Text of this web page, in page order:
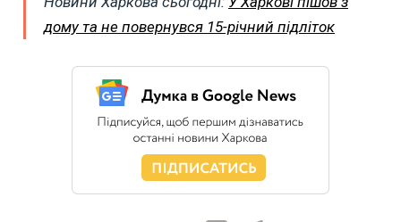
дому та не повернувся 15-річний підліток